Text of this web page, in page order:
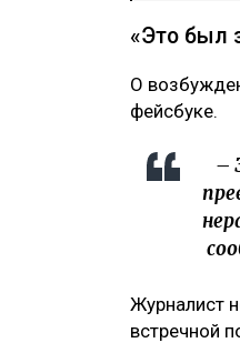
«Это был
О
фейсбуке.
–
Журналист
встречной